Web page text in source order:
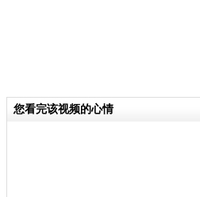
您看完该视频的心情